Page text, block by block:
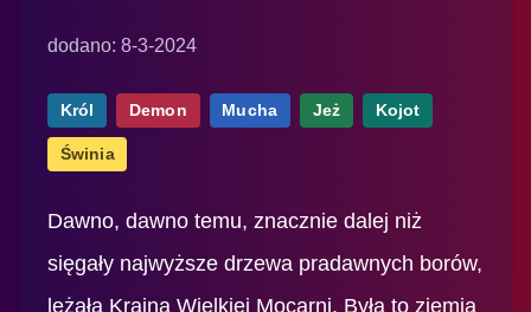
dodano: 8-3-2024
Król Demon Mucha Jeż Kojot
Świnia
Dawno, dawno temu, znacznie dalej niż
sięgały najwyższe drzewa pradawnych borów,
leżała Kraina Wielkiej Mocarni. Była to ziemia